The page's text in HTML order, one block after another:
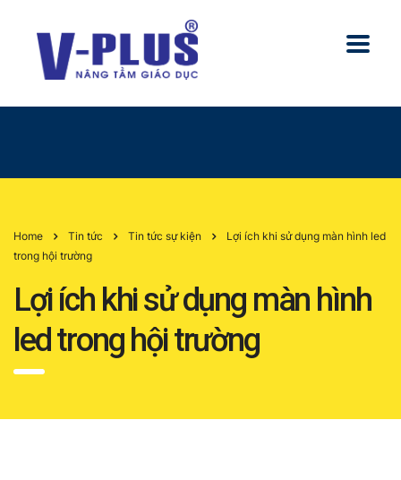
Home Tin tức Tin tức sự kiện
Lợi ích khi sử dụng màn hình led
trong hội trường
Lợi ích khi sử dụng màn hình
led trong hội trường